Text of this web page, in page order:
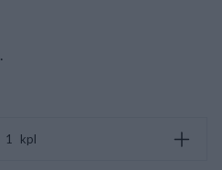
.
kpl